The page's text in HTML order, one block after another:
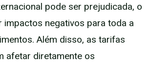
pode ser prejudicada, o
impactos negativos para toda a
Além disso, as tarifas
afetar diretamente os